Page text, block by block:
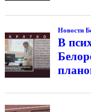
Новости
В